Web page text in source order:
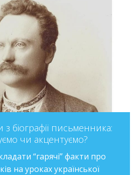
з біографії письменника:
чи акцентуємо?
“гарячі” факти про
на уроках української